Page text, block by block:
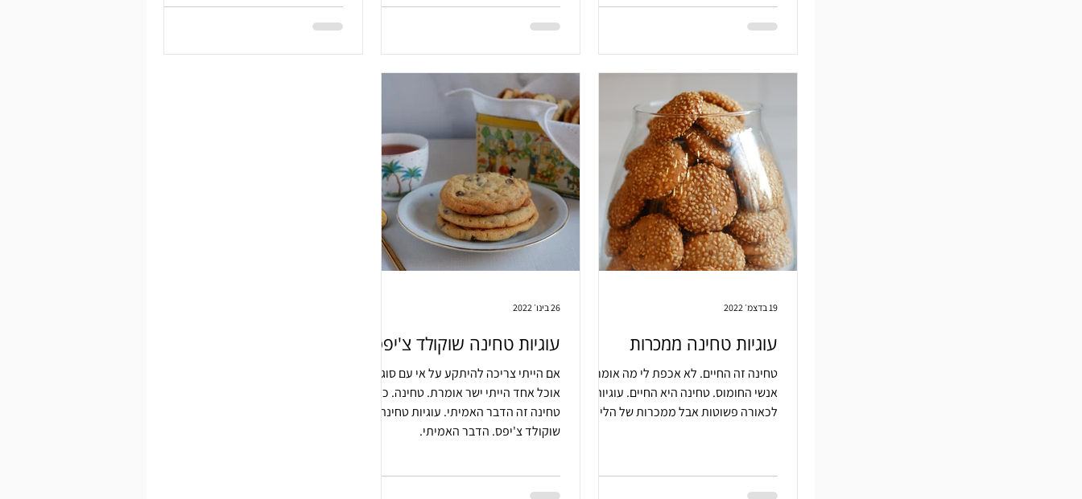
עוגיות טחינה ממכרות
טחינה זה החיים. לא אכפת לי מה אומרים
אנשי החומוס. טחינה היא החיים. עוגיות
לכאורה פשוטות אבל ממכרות של הלייף.
19 בדצמ׳ 2022
עוגיות טחינה שוקולד צ'יפס
אם הייתי צריכה להיתקע על אי עם סוג
אוכל אחד הייתי ישר אומרת. טחינה. כי
טחינה זה הדבר האמיתי. עוגיות טחינה
שוקולד צ'יפס. הדבר האמיתי.
26 בינו׳ 2022